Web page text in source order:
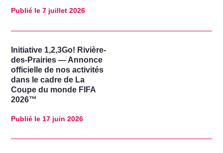
Publié le 7 juillet 2026
Initiative 1,2,3Go! Rivière-
des-Prairies — Annonce
officielle de nos activités
dans le cadre de La
Coupe du monde FIFA
2026™
Publié le 17 juin 2026